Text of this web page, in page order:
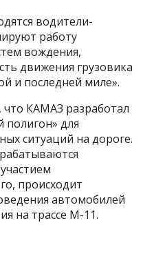
водители-
работу
вождения,
движения грузовика
и последней миле».
КАМАЗ разработал
для
ситуаций на дороге.
происходит
автомобилей
на трассе М-11.